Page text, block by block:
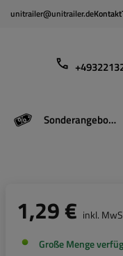
unitrailer@unitrailer.deKontakt
Sonderangebote
1,29 € inkl.
Große Menge